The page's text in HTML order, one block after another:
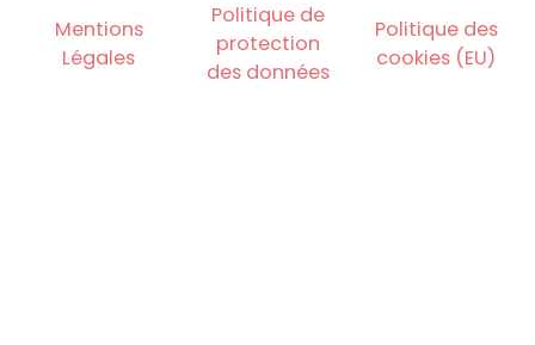
Mentions
Légales
Politique de
protection
des données
Politique des
cookies (EU)